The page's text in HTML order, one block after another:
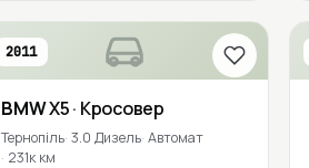
2011
BMWX5· Кросовер
Тернопіль 3.0 Дизель Автомат
231к км